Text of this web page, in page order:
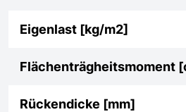
Eigenlast [kg/m2]
Flächenträgheitsmoment
Rückendicke [mm]